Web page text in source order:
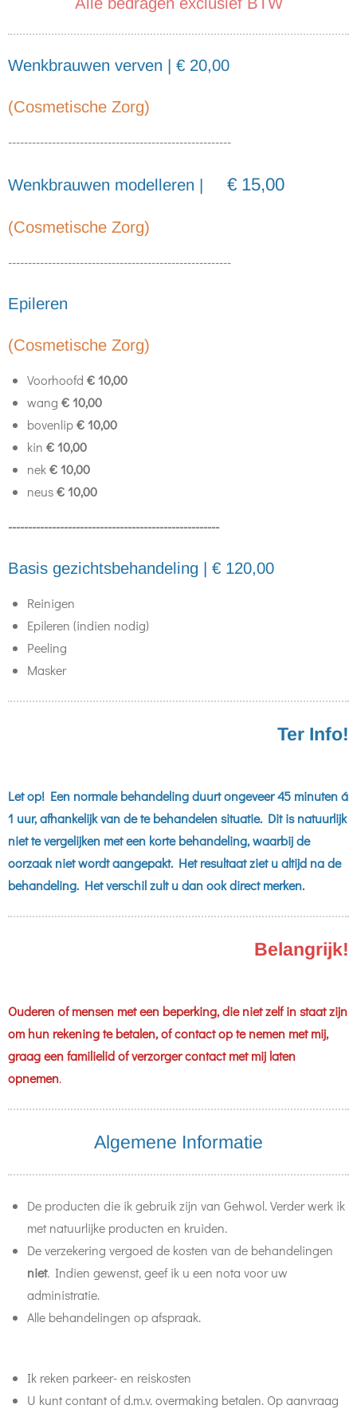
Wenkbrauwen verven | € 20,00
(Cosmetische Zorg)
--------------------------------------------------------
Wenkbrauwen modelleren | € 15,00
(Cosmetische Zorg)
--------------------------------------------------------
Epileren
(Cosmetische Zorg)
Voorhoofd € 10,00
wang € 10,00
bovenlip€ 10,00
kin € 10,00
nek€ 10,00
neus€ 10,00
-----------------------------------------------------
Basis gezichtsbehandeling | € 120,00
Reinigen
Epileren (indien nodig)
Peeling
Masker
Ter Info!
Let op! Een normale behandeling duurt ongeveer 45 minuten á
1 uur, afhankelijk van de te behandelen situatie. Dit is natuurlijk
niet te vergelijken met een korte behandeling, waarbij de
oorzaak niet wordt aangepakt. Het resultaat ziet u altijd na de
behandeling. Het verschil zult u dan ook direct merken.
Belangrijk!
Ouderen of mensen met een beperking, die niet zelf in staat zijn
om hun rekening te betalen, of contact op te nemen met mij,
graag een familielid of verzorger contact met mij laten
opnemen.
Algemene Informatie
De producten die ik gebruik zijn van Gehwol. Verder werk ik
met natuurlijke producten en kruiden.
De verzekering vergoed de kosten van de behandelingen
niet. Indien gewenst, geef ik u een nota voor uw
administratie.
Alle behandelingen op afspraak.
Ik reken parkeer- en reiskosten
U kunt contant of d.m.v. overmaking betalen. Op aanvraag